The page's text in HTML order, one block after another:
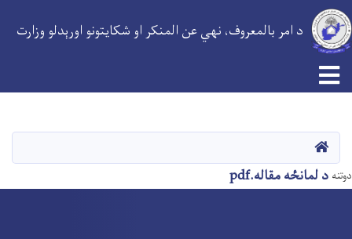
د امر بالمعروف، نهي عن المنکر او شکایتونو اورېدلو وزارت
کور
دوتنه د لمانځه مقاله.pdf